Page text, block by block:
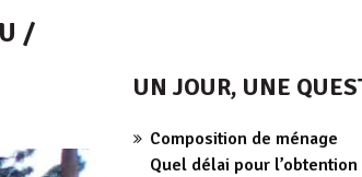
/
UN JOUR, UNE
Composition de ménage
Quel délai pour